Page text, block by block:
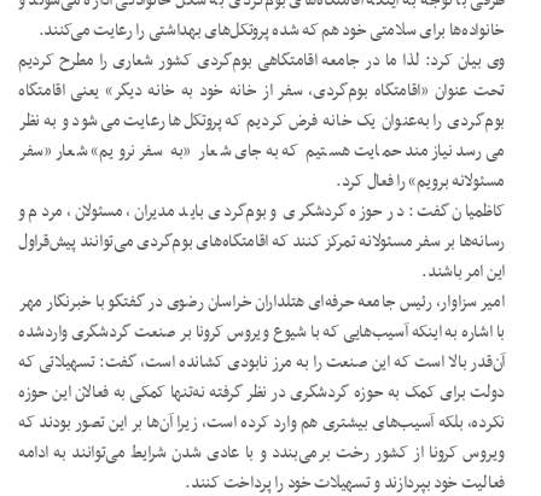
خانواده‌ها برای سلامتی خود هم که شده پروتکل‌های بهداشتی را رعایت می‌کنند.
وی بیان کرد: لذا ما در جامعه اقامتگاهی بوم‌گردی کشور شعاری را مطرح کردیم
تحت عنوان «اقامتگاه بوم‌گردی، سفر از خانه خود به خانه دیگر» یعنی اقامتگاه
بوم‌گردی را به‌عنوان یک خانه فرض کردیم که پروتکل‌ها رعایت می‌شود و به نظر
می‌رسد نیازمند حمایت هستیم که به‌جای شعار «به سفر نرویم» شعار «سفر
مسئولانه برویم» را فعال کرد.
کاظمیان گفت: در حوزه گردشگری و بوم‌گردی باید مدیران، مسئولان، مردم و
رسانه‌ها بر سفر مسئولانه تمرکز کنند که اقامتگاه‌های بوم‌گردی می‌توانند پیش‌قراول
این امر باشند.
امیر سزاوار، رئیس جامعه حرفه‌ای هتلداران خراسان رضوی در گفتگو با خبرنگار مهر
با اشاره به اینکه آسیب‌هایی که با شیوع ویروس کرونا بر صنعت گردشگری واردشده
آن‌قدر بالا است که این صنعت را به مرز نابودی کشانده است، گفت: تسهیلاتی که
دولت برای کمک به حوزه گردشگری در نظر گرفته نه‌تنها کمکی به فعالان این حوزه
نکرده، بلکه آسیب‌های بیشتری هم وارد کرده است، زیرا آن‌ها بر این تصور بودند که
ویروس کرونا از کشور رخت برمی‌بندد و با عادی شدن شرایط می‌توانند به ادامه
فعالیت خود بپردازند و تسهیلات خود را پرداخت کنند.